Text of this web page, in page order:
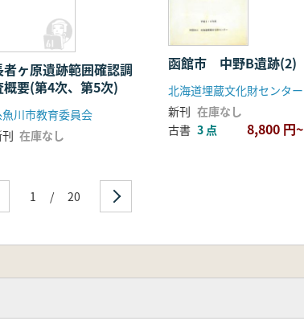
者ヶ原遺跡範囲確認調
概要(第4次、第5次)
川市教育委員会
在庫なし
函館市 中野B遺跡(2)
北海道埋蔵文化財センター
新刊 在庫なし
古書 3 点 8,800 円~
1 / 20